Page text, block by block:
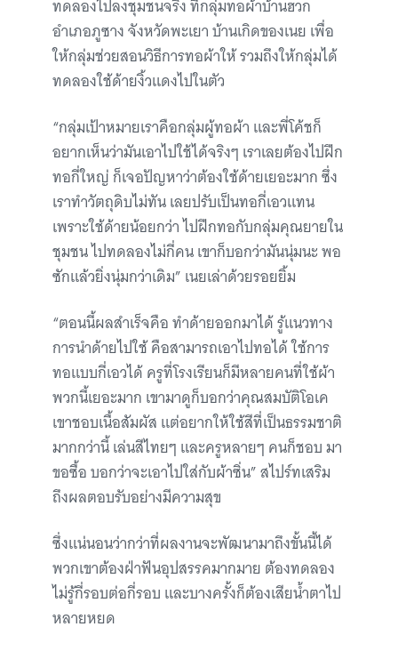
ทดลองไปลงชุมชนจริง ที่กลุ่มทอผ้าบ้านฮวก
อำเภอภูซาง จังหวัดพะเยา บ้านเกิดของเนย เพื่อ
ให้กลุ่มช่วยสอนวิธีการทอผ้าให้ รวมถึงให้กลุ่มได้
ทดลองใช้ด้ายงิ้วแดงไปในตัว
“กลุ่มเป้าหมายเราคือกลุ่มผู้ทอผ้า และพี่โค้ชก็
อยากเห็นว่ามันเอาไปใช้ได้จริงๆ เราเลยต้องไปฝึก
ทอกี่ใหญ่ ก็เจอปัญหาว่าต้องใช้ด้ายเยอะมาก ซึ่ง
เราทำวัตถุดิบไม่ทัน เลยปรับเป็นทอกี่เอวแทน
เพราะใช้ด้ายน้อยกว่า ไปฝึกทอกับกลุ่มคุณยายใน
ชุมชน ไปทดลองไม่กี่คน เขาก็บอกว่ามันนุ่มนะ พอ
ซักแล้วยิ่งนุ่มกว่าเดิม” เนยเล่าด้วยรอยยิ้ม
“ตอนนี้ผลสำเร็จคือ ทำด้ายออกมาได้ รู้แนวทาง
การนำด้ายไปใช้ คือสามารถเอาไปทอได้ ใช้การ
ทอแบบกี่เอวได้ ครูที่โรงเรียนก็มีหลายคนที่ใช้ผ้า
พวกนี้เยอะมาก เขามาดูก็บอกว่าคุณสมบัติโอเค
เขาชอบเนื้อสัมผัส แต่อยากให้ใช้สีที่เป็นธรรมชาติ
มากกว่านี้ เล่นสีไทยๆ และครูหลายๆ คนก็ชอบ มา
ขอซื้อ บอกว่าจะเอาไปใส่กับผ้าซิ่น” สไปร์ทเสริม
ถึงผลตอบรับอย่างมีความสุข
ซึ่งแน่นอนว่ากว่าที่ผลงานจะพัฒนามาถึงขั้นนี้ได้
พวกเขาต้องฝ่าฟันอุปสรรคมากมาย ต้องทดลอง
ไม่รู้กี่รอบต่อกี่รอบ และบางครั้งก็ต้องเสียน้ำตาไป
หลายหยด